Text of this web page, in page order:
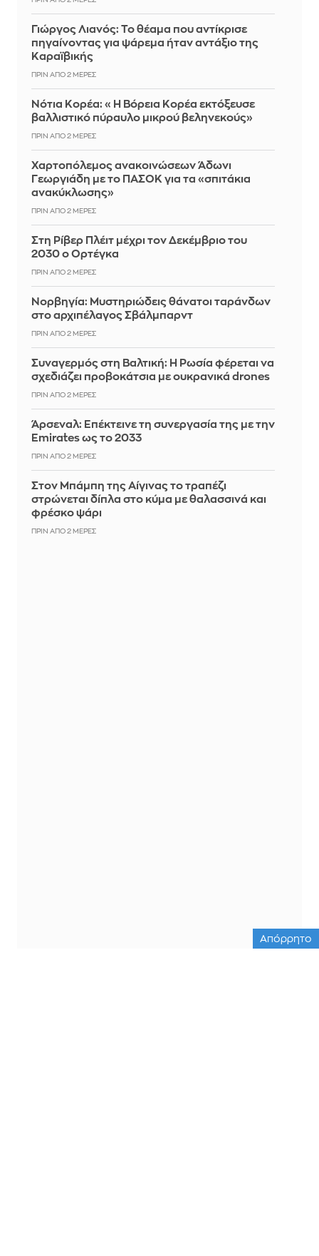
Γιώργος Λιανός: Το θέαμα που αντίκρισε
πηγαίνοντας για ψάρεμα ήταν αντάξιο της
Καραϊβικής
ΠΡΙΝ ΑΠΌ 2 ΜΈΡΕΣ
Νότια Κορέα: «Η Βόρεια Κορέα εκτόξευσε
βαλλιστικό πύραυλο μικρού βεληνεκούς»
ΠΡΙΝ ΑΠΌ 2 ΜΈΡΕΣ
Χαρτοπόλεμος ανακοινώσεων Άδωνι
Γεωργιάδη με το ΠΑΣΟΚ για τα «σπιτάκια
ανακύκλωσης»
ΠΡΙΝ ΑΠΌ 2 ΜΈΡΕΣ
Στη Ρίβερ Πλέιτ μέχρι τον Δεκέμβριο του
2030 ο Ορτέγκα
ΠΡΙΝ ΑΠΌ 2 ΜΈΡΕΣ
Νορβηγία: Μυστηριώδεις θάνατοι ταράνδων
στο αρχιπέλαγος Σβάλμπαρντ
ΠΡΙΝ ΑΠΌ 2 ΜΈΡΕΣ
Συναγερμός στη Βαλτική: Η Ρωσία φέρεται να
σχεδιάζει προβοκάτσια με ουκρανικά drones
ΠΡΙΝ ΑΠΌ 2 ΜΈΡΕΣ
Άρσεναλ: Επέκτεινε τη συνεργασία της με την
Emirates ως το 2033
ΠΡΙΝ ΑΠΌ 2 ΜΈΡΕΣ
Στον Μπάμπη της Αίγινας το τραπέζι
στρώνεται δίπλα στο κύμα με θαλασσινά και
φρέσκο ψάρι
ΠΡΙΝ ΑΠΌ 2 ΜΈΡΕΣ
Απόρρητο